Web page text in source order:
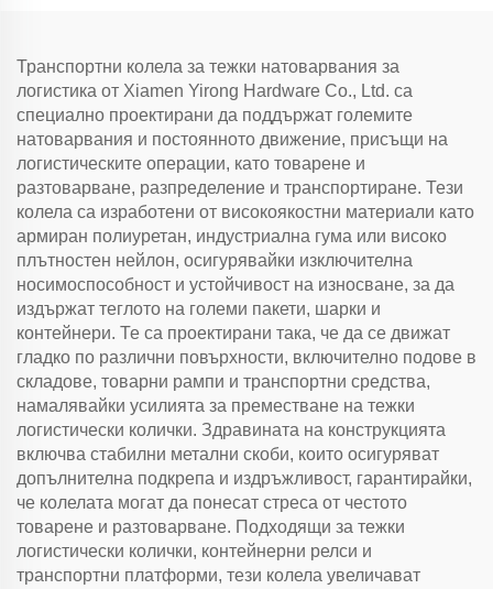
Транспортни колела за тежки натоварвания за
логистика от Xiamen Yirong Hardware Co., Ltd. са
специално проектирани да поддържат големите
натоварвания и постоянното движение, присъщи на
логистическите операции, като товарене и
разтоварване, разпределение и транспортиране. Тези
колела са изработени от високоякостни материали като
армиран полиуретан, индустриална гума или високо
плътностен нейлон, осигурявайки изключителна
носимоспособност и устойчивост на износване, за да
издържат теглото на големи пакети, шарки и
контейнери. Те са проектирани така, че да се движат
гладко по различни повърхности, включително подове в
складове, товарни рампи и транспортни средства,
намалявайки усилията за преместване на тежки
логистически колички. Здравината на конструкцията
включва стабилни метални скоби, които осигуряват
допълнителна подкрепа и издръжливост, гарантирайки,
че колелата могат да понесат стреса от честото
товарене и разтоварване. Подходящи за тежки
логистически колички, контейнерни релси и
транспортни платформи, тези колела увеличават